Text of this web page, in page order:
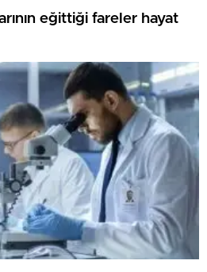
eğittiği fareler hayat